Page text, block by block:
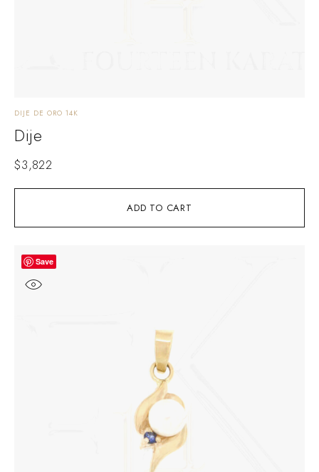
ADD TO CART
DIJE DE ORO 14K
Dije
$3,822
Save